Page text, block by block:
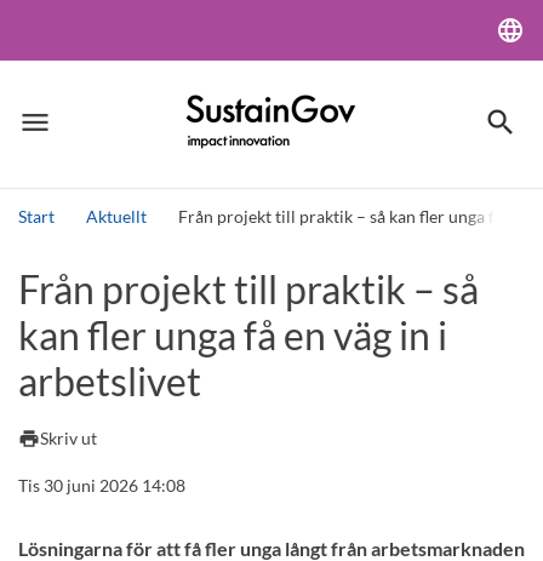
language
menu
Meny search
Sök
Start Aktuellt Från projekt till praktik – så kan fler unga få en
Från projekt till praktik – så
kan fler unga få en väg in i
arbetslivet
printSkriv ut
Tis 30 juni 2026 14:08
Lösningarna för att få fler unga långt från arbetsmarknaden